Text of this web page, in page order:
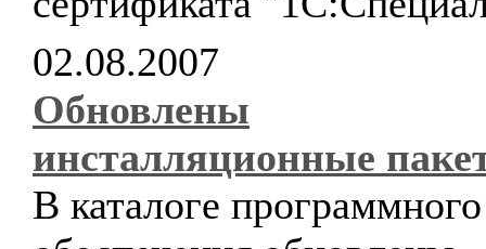
02.08.2007
Обновлены
инсталляционные
В каталоге программного